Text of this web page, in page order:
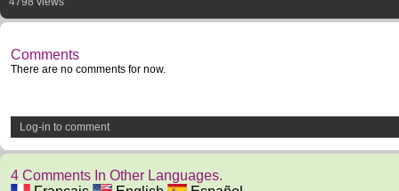
Comments
There are no comments for now.
Log-in to comment
4 Comments In Other Languages.